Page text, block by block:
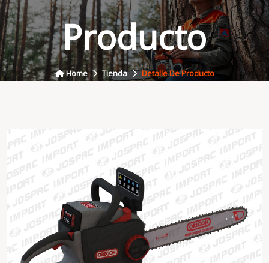
Producto
Home Tienda Detalle De Producto